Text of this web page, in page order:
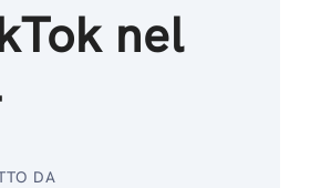
nel
DA